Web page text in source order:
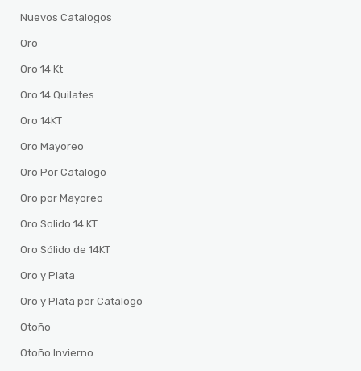
Nuevos Catalogos
Oro
Oro 14 Kt
Oro 14 Quilates
Oro 14KT
Oro Mayoreo
Oro Por Catalogo
Oro por Mayoreo
Oro Solido 14 KT
Oro Sólido de 14KT
Oro y Plata
Oro y Plata por Catalogo
Otoño
Otoño Invierno